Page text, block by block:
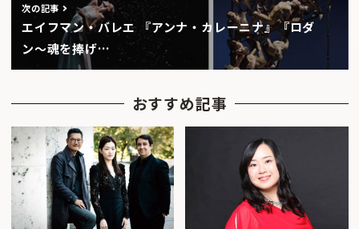
次の記事
エイフマン・バレエ 『アンナ・カレーニナ』『ロダ
ン〜魂を捧げ…
おすすめ記事